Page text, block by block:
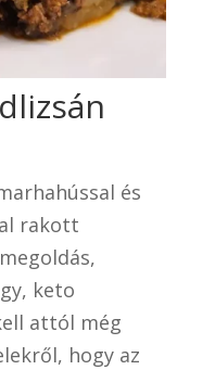
és
rakott
keto
attól még
hogy az